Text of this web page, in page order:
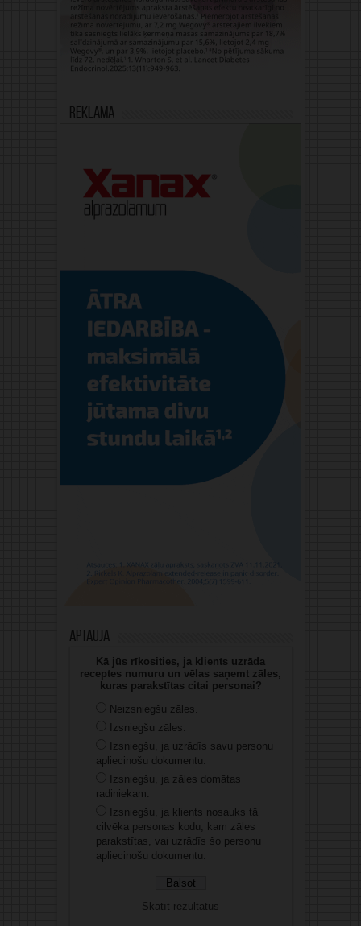
Reklāma
Aptauja
Kā jūs rīkosities, ja klients uzrāda
receptes numuru un vēlas saņemt zāles,
kuras parakstītas citai personai?
Neizsniegšu zāles.
Izsniegšu zāles.
Izsniegšu, ja uzrādīs savu personu
apliecinošu dokumentu.
Izsniegšu, ja zāles domātas
radiniekam.
Izsniegšu, ja klients nosauks tā
cilvēka personas kodu, kam zāles
parakstītas, vai uzrādīs šo personu
apliecinošu dokumentu.
Skatīt rezultātus